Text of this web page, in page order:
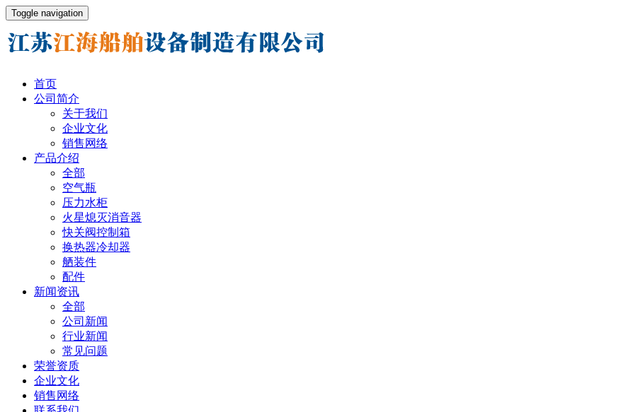
Toggle navigation
首页
公司简介
关于我们
企业文化
销售网络
产品介绍
全部
空气瓶
压力水柜
火星熄灭消音器
快关阀控制箱
换热器冷却器
舾装件
配件
新闻资讯
全部
公司新闻
行业新闻
常见问题
荣誉资质
企业文化
销售网络